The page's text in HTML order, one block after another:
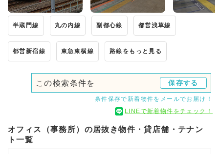
半蔵門線 丸の内線 副都心線 都営浅草線
都営新宿線 東急東横線 路線をもっと見る
この検索条件を 保存する
条件保存で新着物件をメールでお届け！
LINEで新着物件をチェック！
オフィス（事務所）の居抜き物件・貸店舗・テナン
ト一覧